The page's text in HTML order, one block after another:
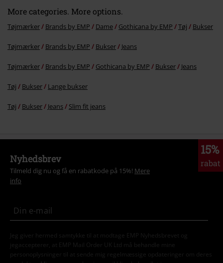
More categories. More options.
Tøjmærker Brands by EMP Dame Gothicana by EMP Tøj Bukser
Tøjmærker Brands by EMP Bukser Jeans
Tøjmærker Brands by EMP Gothicana by EMP Bukser Jeans
Tøj Bukser Lange bukser
Tøj Bukser Jeans Slim fit jeans
15%
rabat
Nyhedsbrev
Tilmeld dig nu og få en rabatkode på 15%! Mere
info
Jeg giver hermed samtykke til at modtage EMP Nyhedsbrevet og
jegaccepterer, at EMP Mail Order UK Ltd må behandle mine
personoplysninger til at sende mig regelmæssige opdateringer om deres